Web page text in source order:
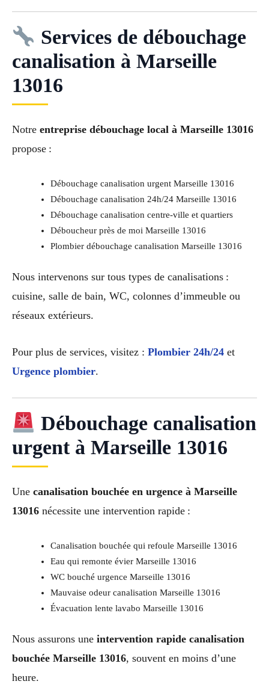
Services de débouchage
canalisation à Marseille
13016
Notre entreprise débouchage local à Marseille 13016
propose :
Débouchage canalisation urgent Marseille 13016
Débouchage canalisation 24h/24 Marseille 13016
Débouchage canalisation centre-ville et quartiers
Déboucheur près de moi Marseille 13016
Plombier débouchage canalisation Marseille 13016
Nous intervenons sur tous types de canalisations :
cuisine, salle de bain, WC, colonnes d’immeuble ou
réseaux extérieurs.
Pour plus de services, visitez : Plombier 24h/24 et
Urgence plombier.
Débouchage canalisation
urgent à Marseille 13016
Une canalisation bouchée en urgence à Marseille
13016 nécessite une intervention rapide :
Canalisation bouchée qui refoule Marseille 13016
Eau qui remonte évier Marseille 13016
WC bouché urgence Marseille 13016
Mauvaise odeur canalisation Marseille 13016
Évacuation lente lavabo Marseille 13016
Nous assurons une intervention rapide canalisation
bouchée Marseille 13016, souvent en moins d’une
heure.